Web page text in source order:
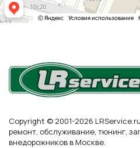
Copyright © 2001-2026
ремонт, обслуживание, тюнинг,
внедорожников в Москве.